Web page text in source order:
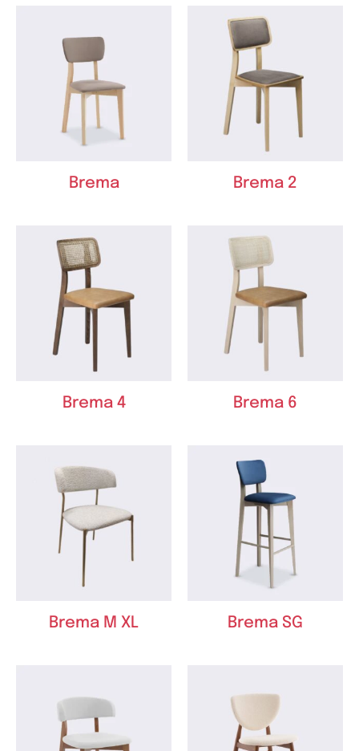
Brema Brema 2
Brema 4 Brema 6
Brema M XL Brema SG